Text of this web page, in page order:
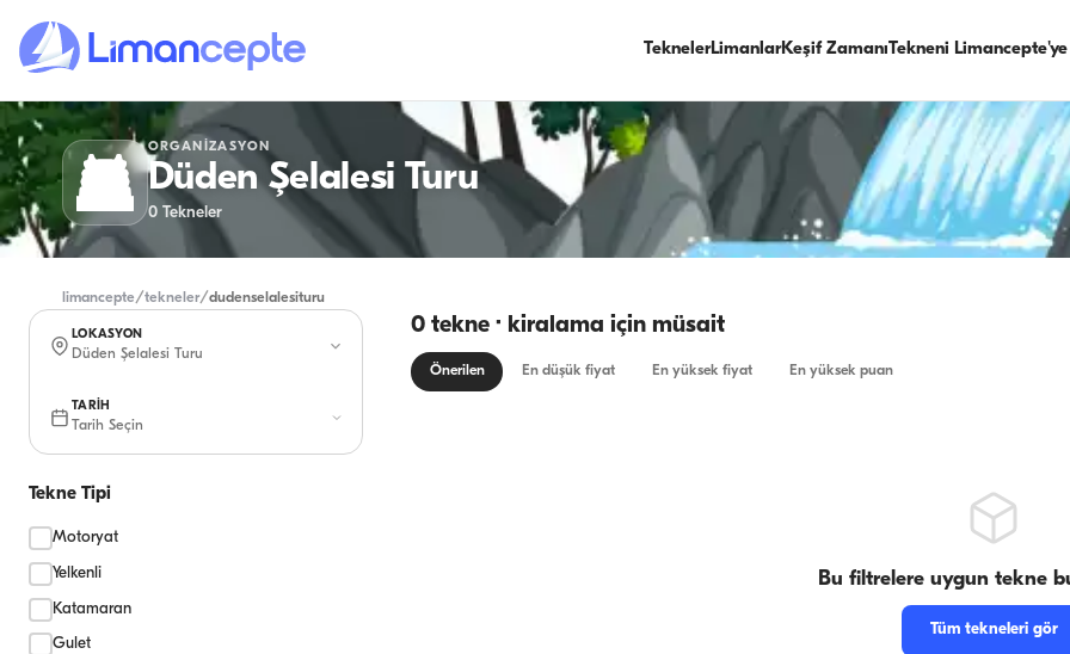
TeknelerLimanlarKeşif ZamanıTekneni
ORGANIZASYON
Düden Şelalesi Turu
0 Tekneler
limancepte/tekneler/dudenselalesituru
LOKASYON
Düden Şelalesi Turu
TARİH
Tarih Seçin
Tekne Tipi
Motoryat
Yelkenli
Katamaran
Gulet
0 tekne · kiralama için müsait
Önerilen En düşük fiyat En yüksek fiyat En yüksek puan
Bu filtrelere uygun tekne
Tüm tekneleri gör